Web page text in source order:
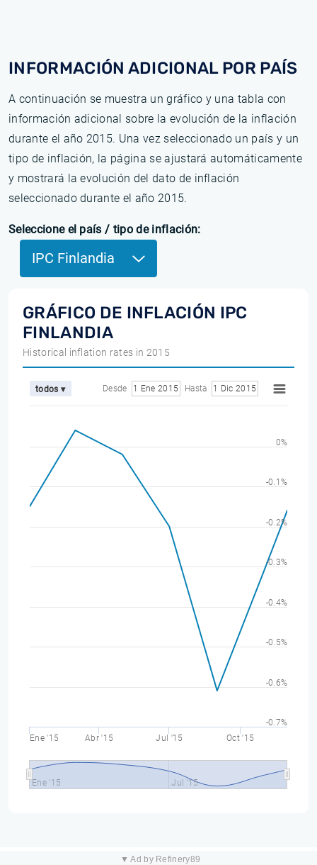
INFORMACIÓN ADICIONAL POR PAÍS
A continuación se muestra un gráfico y una tabla con
información adicional sobre la evolución de la inflación
durante el año 2015. Una vez seleccionado un país y un
tipo de inflación, la página se ajustará automáticamente
y mostrará la evolución del dato de inflación
seleccionado durante el año 2015.
Seleccione el país / tipo de inflación:
IPC Finlandia
GRÁFICO DE INFLACIÓN IPC
FINLANDIA
Historical inflation rates in 2015
todos ▾ Desde 1 Ene 2015 Hasta 1 Dic 2015
Ene '15 Abr '15 Jul '15 Oct '15
Ene '15 Jul '15
-0.7%
-0.6%
-0.5%
-0.4%
-0.3%
-0.2%
-0.1%
0%
▼ Ad by Refinery89